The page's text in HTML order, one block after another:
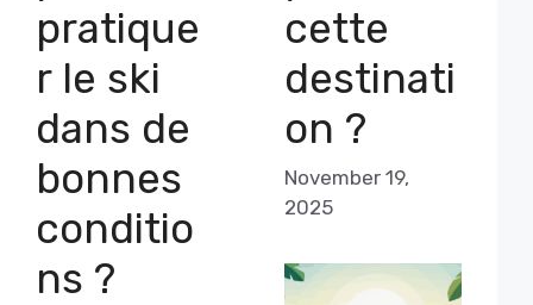
pratique
r le ski
dans de
bonnes
conditio
ns ?
cette
destinati
on ?
November 19,
2025